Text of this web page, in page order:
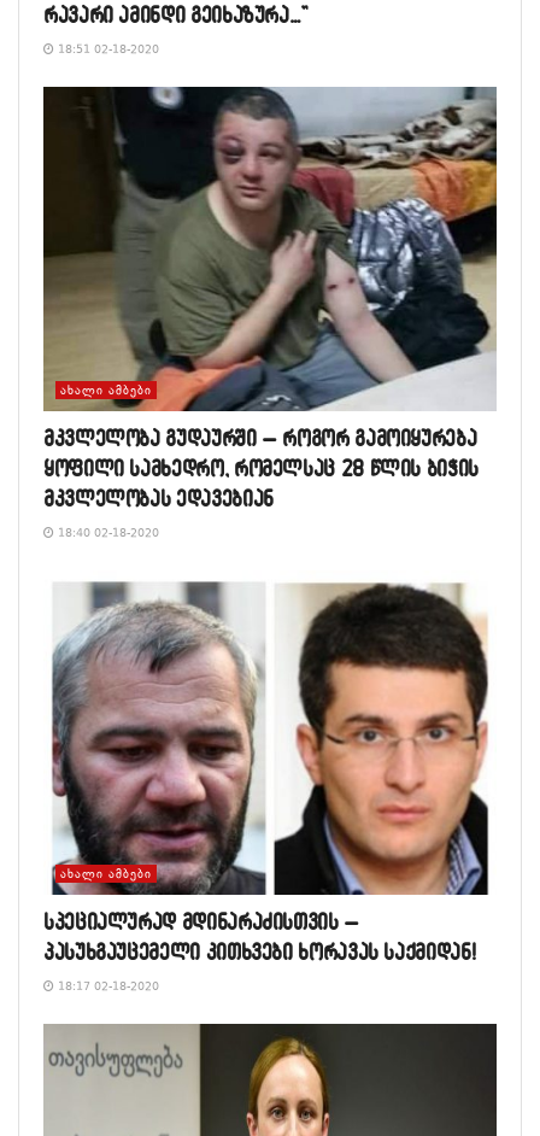
რავარი ამინდი გეიხაზურა…”
18:51 02-18-2020
ᲐᲮᲐᲚᲘ ᲐᲛᲑᲔᲑᲘ
მკვლელობა გუდაურში – როგორ გამოიყურება
ყოფილი სამხედრო, რომელსაც 28 წლის ბიჭის
მკვლელობას ედავებიან
18:40 02-18-2020
ᲐᲮᲐᲚᲘ ᲐᲛᲑᲔᲑᲘ
სპეციალურად მდინარაძისთვის –
პასუხგაუცემელი კითხვები ხორავას საქმიდან!
18:17 02-18-2020